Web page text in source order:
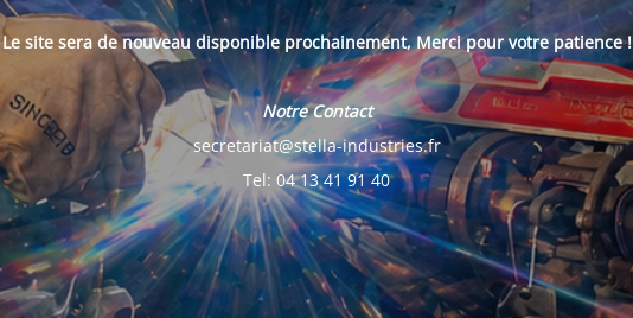
Le site sera de nouveau disponible prochainement, Merci pour votre patience !
Notre Contact
secretariat@stella-industries.fr
Tel: 04 13 41 91 40